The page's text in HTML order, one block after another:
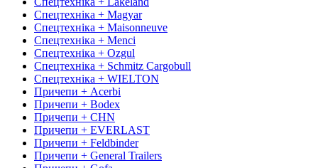
Спецтехніка + Magyar
Спецтехніка + Maisonneuve
Спецтехніка + Menci
Спецтехніка + Ozgul
Спецтехніка + Schmitz Cargobull
Спецтехніка + WIELTON
Причепи + Acerbi
Причепи + Bodex
Причепи + CHN
Причепи + EVERLAST
Причепи + Feldbinder
Причепи + General Trailers